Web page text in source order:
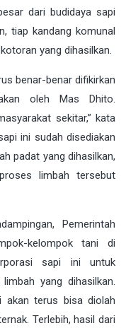
dari budidaya sapi
tiap kandang komunal
yang dihasilkan.
benar-benar difikirkan
oleh Mas Dhito.
sekitar,” kata
ini sudah disediakan
padat yang dihasilkan,
limbah tersebut
Pemerintah
kelompok tani di
sapi ini untuk
yang dihasilkan.
akan terus bisa diolah
Terlebih, hasil dari